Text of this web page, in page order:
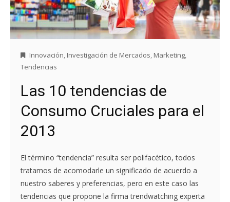
Innovación, Investigación de Mercados, Marketing,
Tendencias
Las 10 tendencias de
Consumo Cruciales para el
2013
El término “tendencia” resulta ser polifacético, todos
tratamos de acomodarle un significado de acuerdo a
nuestro saberes y preferencias, pero en este caso las
tendencias que propone la firma trendwatching experta